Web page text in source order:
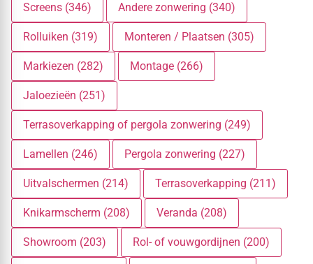
Screens (346) Andere zonwering (340)
Rolluiken (319) Monteren / Plaatsen (305)
Markiezen (282) Montage (266)
Jaloezieën (251)
Terrasoverkapping of pergola zonwering (249)
Lamellen (246) Pergola zonwering (227)
Uitvalschermen (214) Terrasoverkapping (211)
Knikarmscherm (208) Veranda (208)
Showroom (203) Rol- of vouwgordijnen (200)